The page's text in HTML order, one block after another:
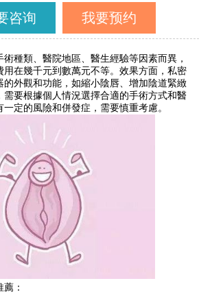
咨询
我要预约
類、醫院地區、醫生經驗等因素而異，
用在幾千元到數萬元不等。效果方面，私密
的外觀和功能，如縮小陰唇、增加陰道緊緻
需要根據個人情況選擇合適的手術方式和醫
定的風險和併發症，需要慎重考慮。
：